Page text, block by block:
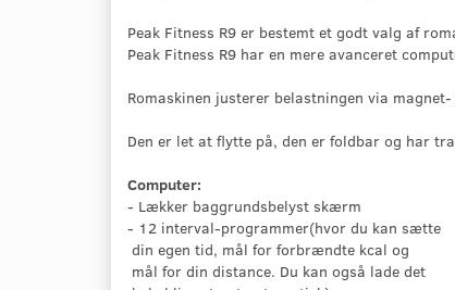
Peak Fitness R9 er bestemt et godt valg af
Peak Fitness R9 har en mere avanceret
Romaskinen justerer belastningen via
Den er let at flytte på, den er foldbar og har
Computer:
- Lækker baggrundsbelyst skærm
- 12 interval-programmer(hvor du kan sætte
din egen tid, mål for forbrændte kcal og
mål for din distance. Du kan også lade det